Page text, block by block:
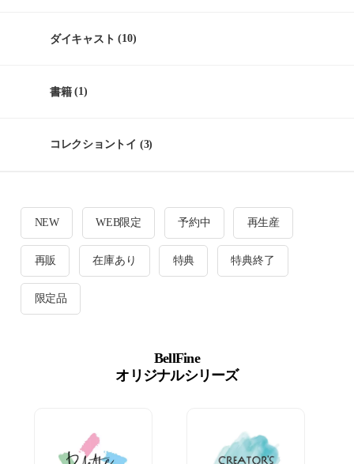
ダイキャスト (10)
書籍(1)
コレクショントイ (3)
NEW WEB限定 予約中 再生産
再販 在庫あり 特典 特典終了
限定品
BellFine
オリジナルシリーズ